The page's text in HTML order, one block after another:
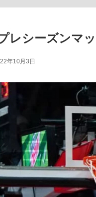
レシーズンマ
年10月3日